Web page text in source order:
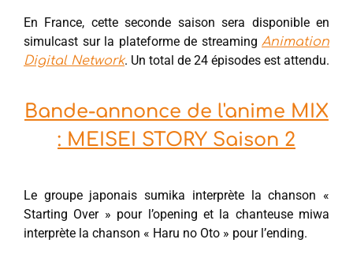
En France, cette seconde saison sera disponible en
simulcast sur la plateforme de streaming Animation
Digital Network. Un total de 24 épisodes est attendu.
Bande-annonce de l'anime MIX
: MEISEI STORY Saison 2
Le groupe japonais sumika interprète la chanson «
Starting Over » pour l’opening et la chanteuse miwa
interprète la chanson « Haru no Oto » pour l’ending.